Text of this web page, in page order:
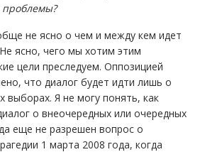
проблемы?
не ясно о чем и между кем идет
ясно, чего мы хотим этим
цели преследуем. Оппозицией
что диалог будет идти лишь о
выборах. Я не могу понять, как
о внеочередных или очередных
еще не разрешен вопрос о
1 марта 2008 года, когда